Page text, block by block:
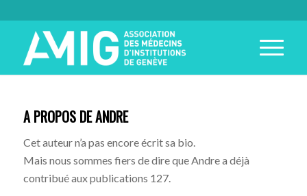
A PROPOS DEANDRE
Cet auteur n’a pas encore écrit sa bio.
Mais nous sommes fiers de dire que Andrea déjà
contribué aux publications 127.